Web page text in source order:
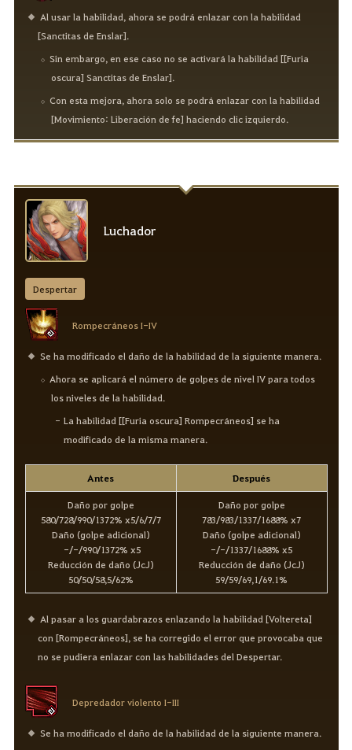
Al usar la habilidad, ahora se podrá enlazar con la habilidad
[Sanctitas de Enslar].
Sin embargo, en ese caso no se activará la habilidad [[Furia
oscura] Sanctitas de Enslar].
Con esta mejora, ahora solo se podrá enlazar con la habilidad
[Movimiento: Liberación de fe] haciendo clic izquierdo.
Luchador
Despertar
Rompecráneos I-IV
Se ha modificado el daño de la habilidad de la siguiente manera.
Ahora se aplicará el número de golpes de nivel IV para todos
los niveles de la habilidad.
La habilidad [[Furia oscura] Rompecráneos] se ha
modificado de la misma manera.
Antes Después
Daño por golpe
580/728/990/1372% x5/6/7/7
Daño (golpe adicional)
-/-/990/1372% x5
Reducción de daño (JcJ)
50/50/58,5/62%
Daño por golpe
783/983/1337/1688% x7
Daño (golpe adicional)
-/-/1337/1688% x5
Reducción de daño (JcJ)
59/59/69,1/69.1%
Al pasar a los guardabrazos enlazando la habilidad [Voltereta]
con [Rompecráneos], se ha corregido el error que provocaba que
no se pudiera enlazar con las habilidades del Despertar.
Depredador violento I-III
Se ha modificado el daño de la habilidad de la siguiente manera.